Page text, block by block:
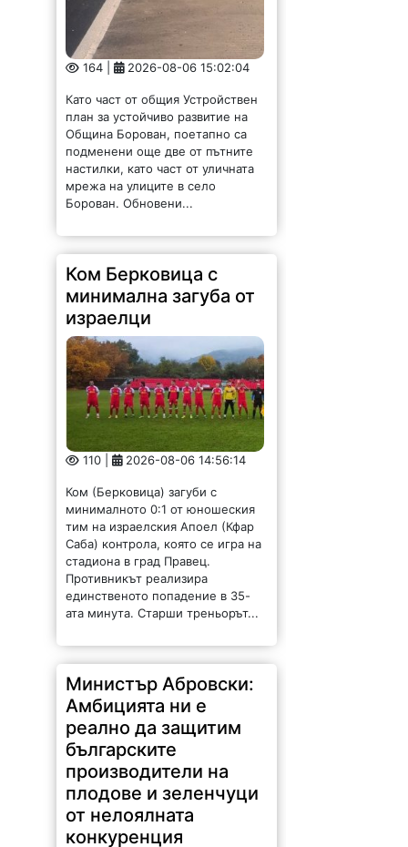
164 | 2026-08-06 15:02:04
Като част от общия Устройствен
план за устойчиво развитие на
Община Борован, поетапно са
подменени още две от пътните
настилки, като част от уличната
мрежа на улиците в село
Борован. Обновени...
Ком Берковица с
минимална загуба от
израелци
110 | 2026-08-06 14:56:14
Ком (Берковица) загуби с
минималното 0:1 от юношеския
тим на израелския Апоел (Кфар
Саба) контрола, която се игра на
стадиона в град Правец.
Противникът реализира
единственото попадение в 35-
ата минута. Старши треньорът...
Министър Абровски:
Амбицията ни е
реално да защитим
българските
производители на
плодове и зеленчуци
от нелоялната
конкуренция